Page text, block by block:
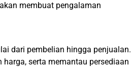
membuat pengalaman
dari pembelian hingga penjualan.
serta memantau persediaan